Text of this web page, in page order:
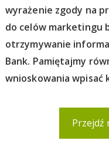
wyrażenie zgody na
do celów marketingu
otrzymywanie
Bank. Pamiętajmy
wnioskowania wpisać
Przejdź